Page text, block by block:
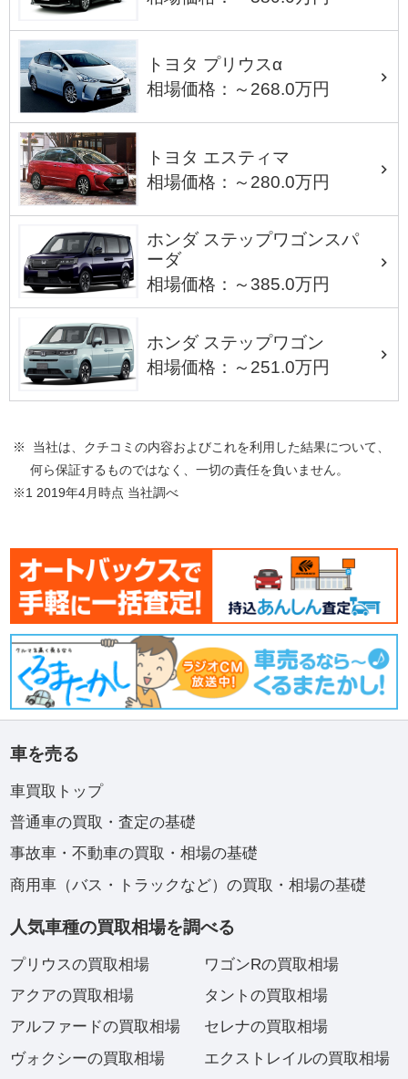
トヨタ プリウスα
相場価格：～268.0万円
トヨタ エスティマ
相場価格：～280.0万円
ホンダ ステップワゴンスパ
ーダ
相場価格：～385.0万円
ホンダ ステップワゴン
相場価格：～251.0万円
※ 当社は、クチコミの内容およびこれを利用した結果について、
何ら保証するものではなく、一切の責任を負いません。
※1 2019年4月時点 当社調べ
車を売る
車買取トップ
普通車の買取・査定の基礎
事故車・不動車の買取・相場の基礎
商用車（バス・トラックなど）の買取・相場の基礎
人気車種の買取相場を調べる
プリウスの買取相場
アクアの買取相場
アルファードの買取相場
ヴォクシーの買取相場
ワゴンRの買取相場
タントの買取相場
セレナの買取相場
エクストレイルの買取相場